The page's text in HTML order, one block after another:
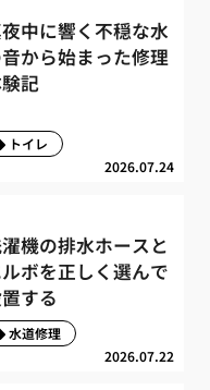
中に響く不穏な水
から始まった修理
記
2026.07.24
トイレ
機の排水ホースと
ボを正しく選んで
する
2026.07.22
水道修理